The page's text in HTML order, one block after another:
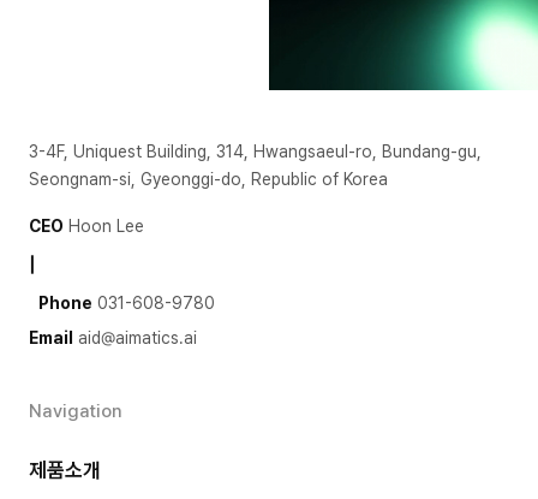
3-4F, Uniquest Building, 314, Hwangsaeul-ro, Bundang-gu,
Seongnam-si, Gyeonggi-do, Republic of Korea
CEO Hoon Lee
Phone 031-608-9780
Email
aid@aimatics.ai
Navigation
제품소개